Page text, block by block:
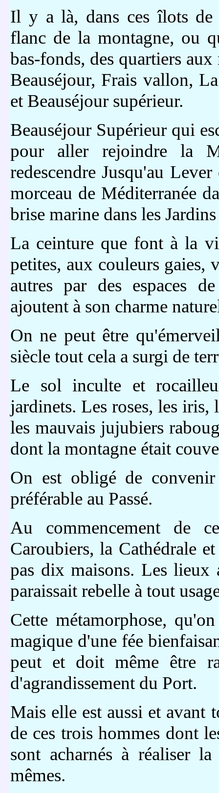
Il y a là, dans ces îlots de
flanc de la montagne, ou
bas-fonds, des quartiers
Beauséjour, Frais vallon,
et Beauséjour supérieur.
Beauséjour Supérieur qui
pour aller rejoindre la
redescendre Jusqu'au
morceau de Méditerranée
brise marine dans les
La ceinture que font à la
petites, aux couleurs gaies,
autres par des espaces
ajoutent à son charme
On ne peut être
siècle tout cela a surgi de
Le sol inculte et
jardinets. Les roses, les
les mauvais jujubiers
dont la montagne était
On est obligé de
préférable au Passé.
Au commencement de
Caroubiers, la Cathédrale
pas dix maisons. Les lieux
paraissait rebelle à tout
Cette métamorphose,
magique d'une fée
peut et doit même être
d'agrandissement du Port.
Mais elle est aussi et avant
de ces trois hommes dont
sont acharnés à réaliser
mêmes.